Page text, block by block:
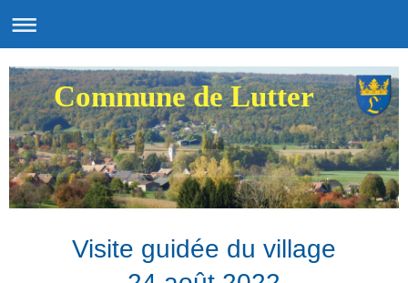
Commune de Lutter
Visite guidée du village